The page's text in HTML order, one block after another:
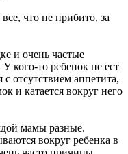
что не прибито, за
и очень частые
кого-то ребенок не ест
отсутствием аппетита,
и катается вокруг него
мамы разные.
вокруг ребенка в